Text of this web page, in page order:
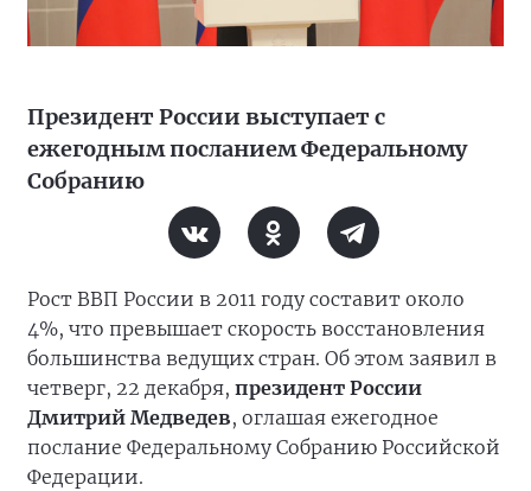
Президент России выступает с
ежегодным посланием Федеральному
Собранию
Рост ВВП России в 2011 году составит около
4%, что превышает скорость восстановления
большинства ведущих стран. Об этом заявил в
четверг, 22 декабря, президент России
Дмитрий Медведев, оглашая ежегодное
послание Федеральному Собранию Российской
Федерации.